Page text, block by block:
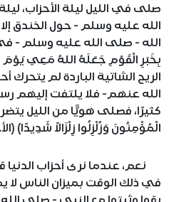
صلى في الليل ليلة الأحزاب،
الله عليه وسلم - حول الخندق إلا
الله - صلى الله عليه وسلم -
بِخَبَرِ الْقَوْمِ جَعَلَهُ اللهُ مَعِي
الريح الشاتية الباردة لم
الله عنهم- فلا يلتفت إليهم
كثيرًا، فصلى هويًّا من الليل
الْمُؤْمِنُونَ وَزُلْزِلُوا زِلْزَالاً شَدِيدًا)
نعم، عندما نرى أحزاب الدنيا
في ذلك الوقت بميزان الناس